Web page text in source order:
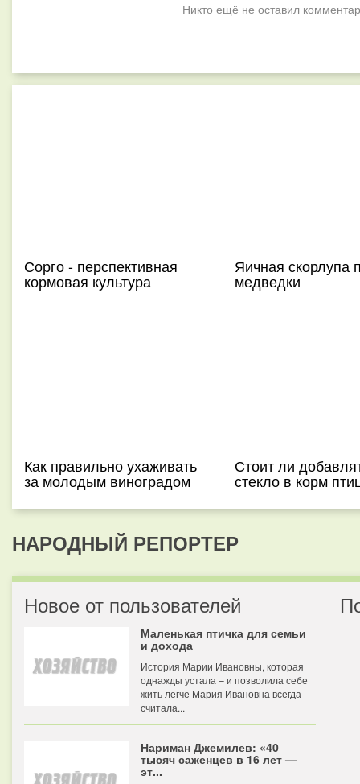
Никто ещё не оставил
Сорго - перспективная
кормовая культура
Яичная скорлупа
медведки
Как правильно ухаживать
за молодым виноградом
Стоит ли
стекло в корм
НАРОДНЫЙ РЕПОРТЕР
Новое от пользователей
Маленькая птичка для семьи
и дохода
История Марии Ивановны, которая
однажды устала – и позволила себе
жить легче Мария Ивановна всегда
считала...
Нариман Джемилев: «40
тысяч саженцев в 16 лет —
эт...